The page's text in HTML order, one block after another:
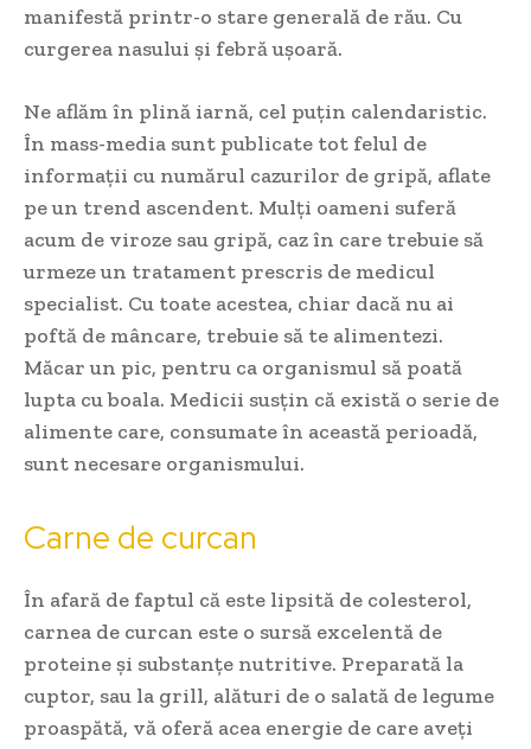
manifestă printr-o stare generală de rău. Cu
curgerea nasului și febră ușoară.
Ne aflăm în plină iarnă, cel puțin calendaristic.
În mass-media sunt publicate tot felul de
informații cu numărul cazurilor de gripă, aflate
pe un trend ascendent. Mulți oameni suferă
acum de viroze sau gripă, caz în care trebuie să
urmeze un tratament prescris de medicul
specialist. Cu toate acestea, chiar dacă nu ai
poftă de mâncare, trebuie să te alimentezi.
Măcar un pic, pentru ca organismul să poată
lupta cu boala. Medicii susțin că există o serie de
alimente care, consumate în această perioadă,
sunt necesare organismului.
Carne de curcan
În afară de faptul că este lipsită de colesterol,
carnea de curcan este o sursă excelentă de
proteine și substanțe nutritive. Preparată la
cuptor, sau la grill, alături de o salată de legume
proaspătă, vă oferă acea energie de care aveți